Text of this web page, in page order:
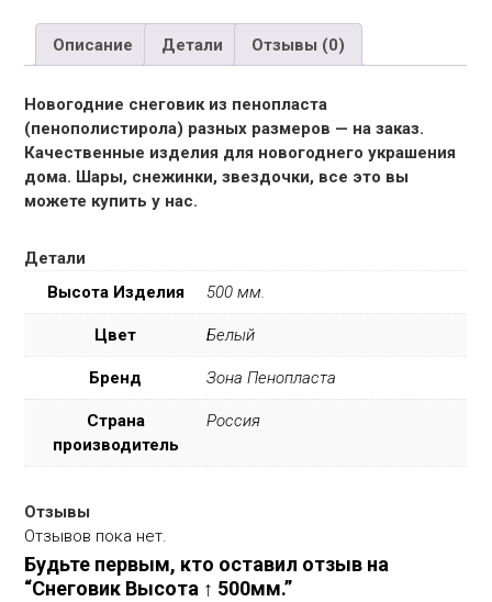
Описание Детали Отзывы (0)
Новогодние снеговик из пенопласта
(пенополистирола) разных размеров — на заказ.
Качественные изделия для новогоднего украшения
дома. Шары, снежинки, звездочки, все это вы
можете купить у нас.
Детали
Высота Изделия
500 мм.
Цвет Белый
Бренд Зона Пенопласта
Страна
производитель
Россия
Отзывы
Отзывов пока нет.
Будьте первым, кто оставил отзыв на
“Снеговик Высота ↑ 500мм.”